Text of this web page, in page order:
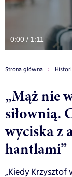
0:00 / 1:11
Strona główna
„Mąż nie
siłownią.
wyciska z
hantlami”
„Kiedy Krzysztof